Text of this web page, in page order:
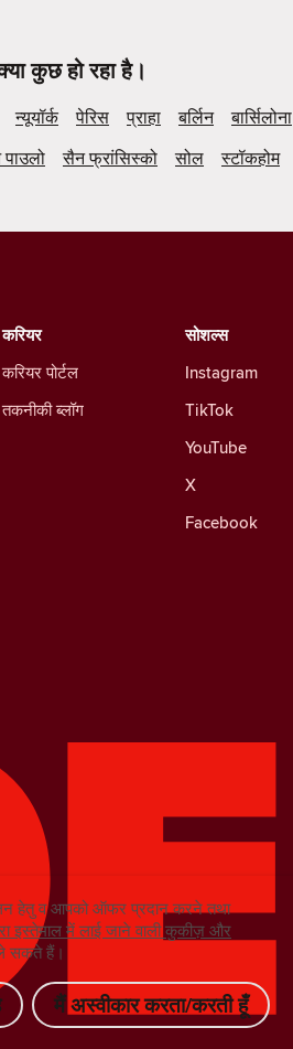
कुछ हो रहा है।
न्यूयॉर्क पेरिस प्राहा बर्लिन बार्सिलोना
सैन फ्रांसिस्को सोल स्टॉकहोम
सोशल्स
Instagram
TikTok
YouTube
X
Facebook
करियर
करियर पोर्टल
तकनीकी ब्लॉग
हेतु व आपको ऑफर प्रदान करने तथा
इस्तेमाल में लाई जाने वाली कुकीज़ और
सकते हैं।
मैं अस्वीकार करता/करती हूँ